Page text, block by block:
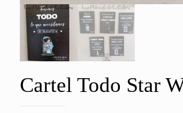
Cartel Todo Star